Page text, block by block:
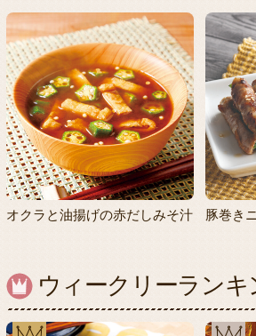
オクラと油揚げの赤だしみそ汁 豚巻き
ウィークリーランキ